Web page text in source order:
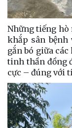
Những tiếng hò
khắp sân
gắn bó giữa
tinh thần đồng
cực – đúng với